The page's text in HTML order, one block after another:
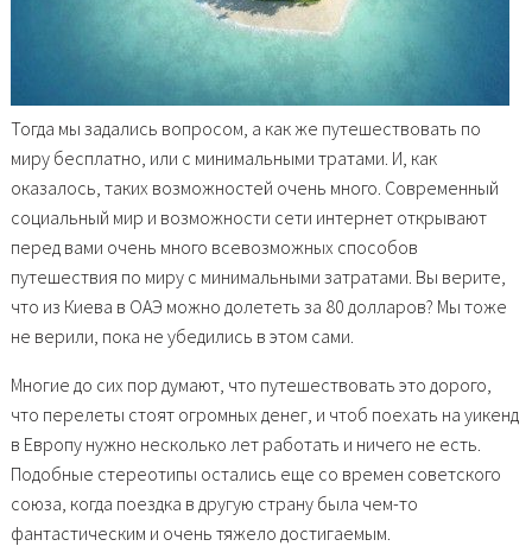
Тогда мы задались вопросом, а как же путешествовать по
миру бесплатно, или с минимальными тратами. И, как
оказалось, таких возможностей очень много. Современный
социальный мир и возможности сети интернет открывают
перед вами очень много всевозможных способов
путешествия по миру с минимальными затратами. Вы верите,
что из Киева в ОАЭ можно долететь за 80 долларов? Мы тоже
не верили, пока не убедились в этом сами.
Многие до сих пор думают, что путешествовать это дорого,
что перелеты стоят огромных денег, и чтоб поехать на уикенд
в Европу нужно несколько лет работать и ничего не есть.
Подобные стереотипы остались еще со времен советского
союза, когда поездка в другую страну была чем-то
фантастическим и очень тяжело достигаемым.